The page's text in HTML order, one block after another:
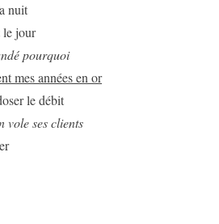
nuit
le jour
pourquoi
mes années en or
le débit
vole ses clients